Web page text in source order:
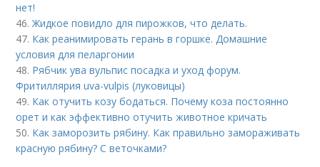
нет!
46.Жидкое повидло для пирожков, что делать.
47. Как реанимировать герань в горшке. Домашние
условия для пеларгонии
48. Рябчик ува вульпис посадка и уход форум.
Фритиллярия uva-vulpis (луковицы)
49. Как отучить козу бодаться. Почему коза постоянно
орет и как эффективно отучить животное кричать
50. Как заморозить рябину. Как правильно замораживать
красную рябину? С веточками?